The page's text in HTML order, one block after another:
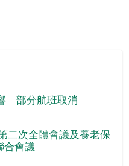
部分航班取消
二次全體會議及養老保
合會議